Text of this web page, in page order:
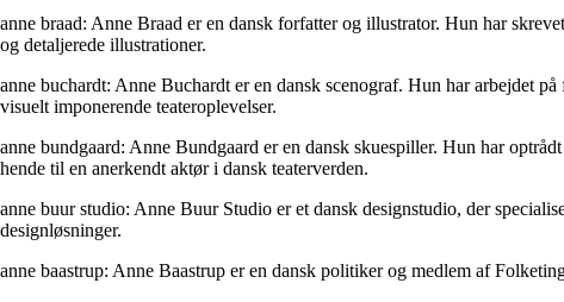
anne braad: Anne Braad er en dansk forfatter og illustrator. Hun har
og detaljerede illustrationer.
anne buchardt: Anne Buchardt er en dansk scenograf. Hun har arbejdet
visuelt imponerende teateroplevelser.
anne bundgaard: Anne Bundgaard er en dansk skuespiller. Hun har
hende til en anerkendt aktør i dansk teaterverden.
anne buur studio: Anne Buur Studio er et dansk designstudio, der
designløsninger.
anne baastrup: Anne Baastrup er en dansk politiker og medlem af